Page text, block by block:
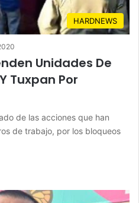
HARDNEWS
Unidades De
Tuxpan Por
de las acciones que han
de trabajo, por los bloqueos